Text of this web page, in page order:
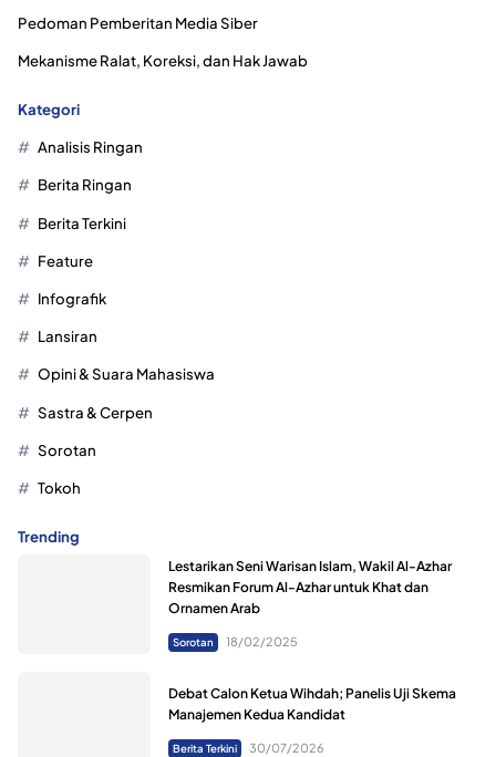
Pedoman Pemberitan Media Siber
Mekanisme Ralat, Koreksi, dan Hak Jawab
Kategori
Analisis Ringan
Berita Ringan
Berita Terkini
Feature
Infografik
Lansiran
Opini & Suara Mahasiswa
Sastra & Cerpen
Sorotan
Tokoh
Trending
Lestarikan Seni Warisan Islam, Wakil Al-Azhar
Resmikan Forum Al-Azhar untuk Khat dan
Ornamen Arab
Sorotan 18/02/2025
Debat Calon Ketua Wihdah; Panelis Uji Skema
Manajemen Kedua Kandidat
Berita Terkini 30/07/2026